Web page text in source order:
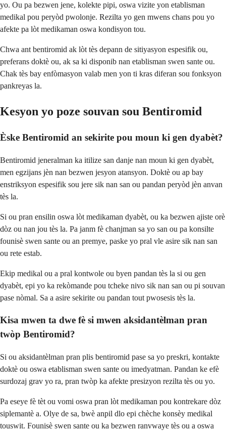
yo. Ou pa bezwen jene, kolekte pipi, oswa vizite yon etablisman
medikal pou peryòd pwolonje. Rezilta yo gen mwens chans pou yo
afekte pa lòt medikaman oswa kondisyon tou.
Chwa ant bentiromid ak lòt tès depann de sitiyasyon espesifik ou,
preferans doktè ou, ak sa ki disponib nan etablisman swen sante ou.
Chak tès bay enfòmasyon valab men yon ti kras diferan sou fonksyon
pankreyas la.
Kesyon yo poze souvan sou Bentiromid
Èske Bentiromid an sekirite pou moun ki gen dyabèt?
Bentiromid jeneralman ka itilize san danje nan moun ki gen dyabèt,
men egzijans jèn nan bezwen jesyon atansyon. Doktè ou ap bay
enstriksyon espesifik sou jere sik nan san ou pandan peryòd jèn anvan
tès la.
Si ou pran ensilin oswa lòt medikaman dyabèt, ou ka bezwen ajiste orè
dòz ou nan jou tès la. Pa janm fè chanjman sa yo san ou pa konsilte
founisè swen sante ou an premye, paske yo pral vle asire sik nan san
ou rete estab.
Ekip medikal ou a pral kontwole ou byen pandan tès la si ou gen
dyabèt, epi yo ka rekòmande pou tcheke nivo sik nan san ou pi souvan
pase nòmal. Sa a asire sekirite ou pandan tout pwosesis tès la.
Kisa mwen ta dwe fè si mwen aksidantèlman pran
twòp Bentiromid?
Si ou aksidantèlman pran plis bentiromid pase sa yo preskri, kontakte
doktè ou oswa etablisman swen sante ou imedyatman. Pandan ke efè
surdozaj grav yo ra, pran twòp ka afekte presizyon rezilta tès ou yo.
Pa eseye fè tèt ou vomi oswa pran lòt medikaman pou kontrekare dòz
siplemantè a. Olye de sa, bwè anpil dlo epi chèche konsèy medikal
touswit. Founisè swen sante ou ka bezwen ranvwaye tès ou a oswa